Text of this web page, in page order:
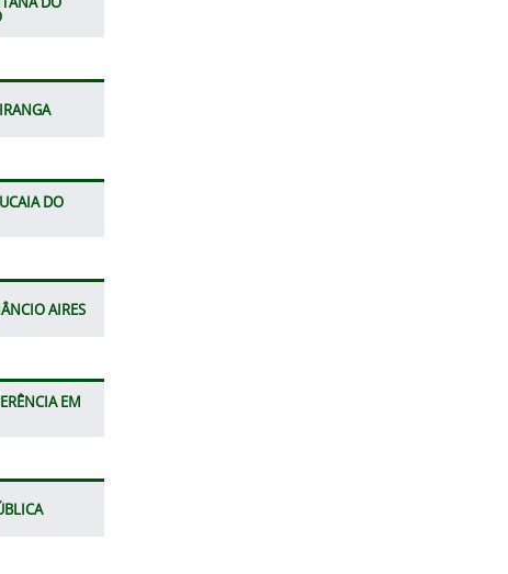
DO
AIRES
EM